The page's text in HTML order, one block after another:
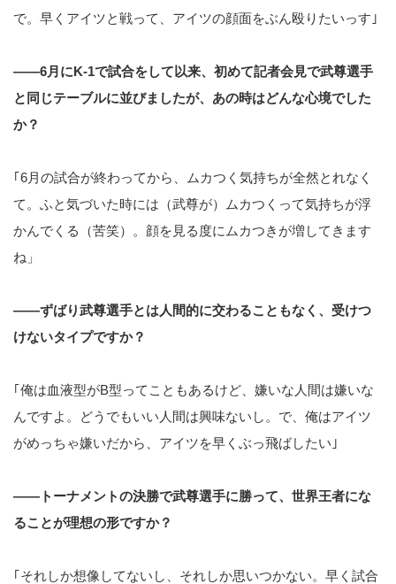
で。早くアイツと戦って、アイツの顔面をぶん殴りたいっす｣
――6月にK-1で試合をして以来、初めて記者会見で武尊選手
と同じテーブルに並びましたが、あの時はどんな心境でした
か？
｢6月の試合が終わってから、ムカつく気持ちが全然とれなく
て。ふと気づいた時には（武尊が）ムカつくって気持ちが浮
かんでくる（苦笑）。顔を見る度にムカつきが増してきます
ね」
――ずばり武尊選手とは人間的に交わることもなく、受けつ
けないタイプですか？
｢俺は血液型がB型ってこともあるけど、嫌いな人間は嫌いな
んですよ。どうでもいい人間は興味ないし。で、俺はアイツ
がめっちゃ嫌いだから、アイツを早くぶっ飛ばしたい｣
――トーナメントの決勝で武尊選手に勝って、世界王者にな
ることが理想の形ですか？
｢それしか想像してないし、それしか思いつかない。早く試合